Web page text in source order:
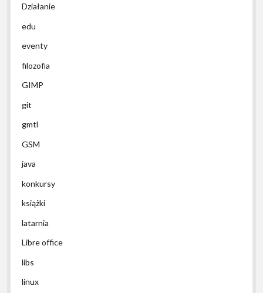
Działanie
edu
eventy
filozofia
GIMP
git
gmtl
GSM
java
konkursy
książki
latarnia
Libre office
libs
linux